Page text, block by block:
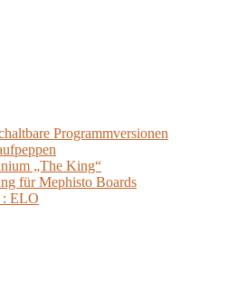
Programmversionen
„The King“
für Mephisto Boards
: ELO